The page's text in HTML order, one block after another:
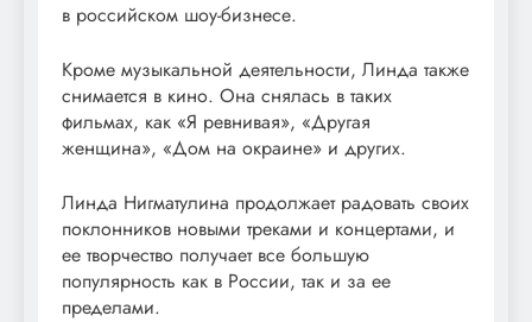
в российском шоу-бизнесе.
Кроме музыкальной деятельности, Линда также
снимается в кино. Она снялась в таких
фильмах, как «Я ревнивая», «Другая
женщина», «Дом на окраине» и других.
Линда Нигматулина продолжает радовать своих
поклонников новыми треками и концертами, и
ее творчество получает все большую
популярность как в России, так и за ее
пределами.